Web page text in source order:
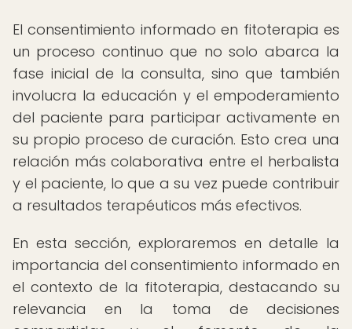
El consentimiento informado en fitoterapia es
un proceso continuo que no solo abarca la
fase inicial de la consulta, sino que también
involucra la educación y el empoderamiento
del paciente para participar activamente en
su propio proceso de curación. Esto crea una
relación más colaborativa entre el herbalista
y el paciente, lo que a su vez puede contribuir
a resultados terapéuticos más efectivos.
En esta sección, exploraremos en detalle la
importancia del consentimiento informado en
el contexto de la fitoterapia, destacando su
relevancia en la toma de decisiones